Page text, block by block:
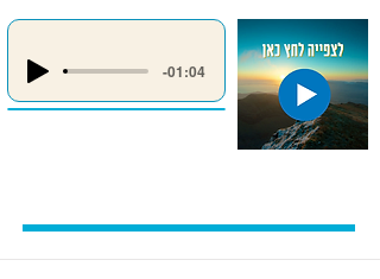
-01:04